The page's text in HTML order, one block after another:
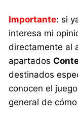
Importante: si
interesa mi
directamente al
apartados
destinados
conocen el
general de